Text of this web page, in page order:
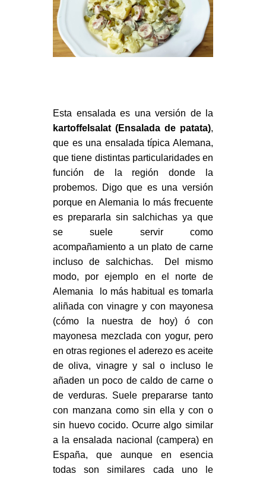
Esta ensalada es una versión de la
kartoffelsalat (Ensalada de patata),
que es una ensalada típica Alemana,
que tiene distintas particularidades en
función de la región donde la
probemos. Digo que es una versión
porque en Alemania lo más frecuente
es prepararla sin salchichas ya que
se suele servir como
acompañamiento a un plato de carne
incluso de salchichas. Del mismo
modo, por ejemplo en el norte de
Alemania lo más habitual es tomarla
aliñada con vinagre y con mayonesa
(cómo la nuestra de hoy) ó con
mayonesa mezclada con yogur, pero
en otras regiones el aderezo es aceite
de oliva, vinagre y sal o incluso le
añaden un poco de caldo de carne o
de verduras. Suele prepararse tanto
con manzana como sin ella y con o
sin huevo cocido. Ocurre algo similar
a la ensalada nacional (campera) en
España, que aunque en esencia
todas son similares cada uno le